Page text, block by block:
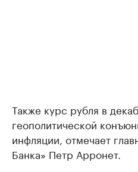
Также курс рубля в
геополитической
инфляции, отмечает
Банка» Петр Арронет.